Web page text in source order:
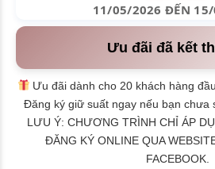
11/05/2026 ĐẾN
Ưu đãi đã kết
Ưu đãi dành cho 20 khách hàng
Đăng ký giữ suất ngay nếu bạn chưa
LƯU Ý: CHƯƠNG TRÌNH CHỈ ÁP
ĐĂNG KÝ ONLINE QUA
FACEBOOK.